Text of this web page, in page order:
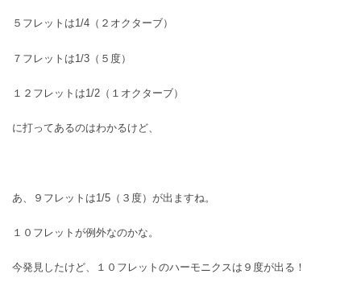
５フレットは1/4（２オクターブ）
７フレットは1/3（５度）
１２フレットは1/2（１オクターブ）
に打ってあるのはわかるけど、
あ、９フレットは1/5（３度）が出ますね。
１０フレットが例外なのかな。
今発見したけど、１０フレットのハーモニクスは９度が出る！